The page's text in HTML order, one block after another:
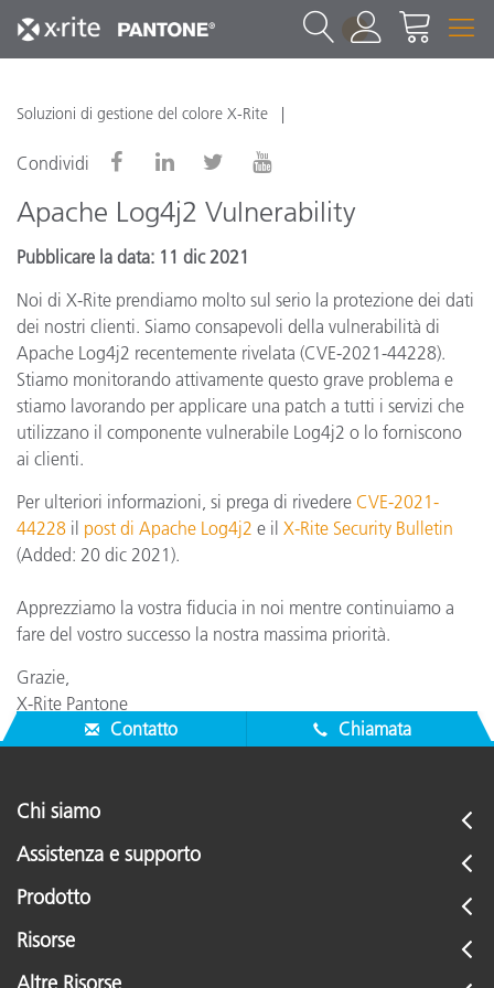
1
Soluzioni di gestione del colore X-Rite
Condividi
Apache Log4j2 Vulnerability
Pubblicare la data: 11 dic 2021
Noi di X-Rite prendiamo molto sul serio la protezione dei dati
dei nostri clienti. Siamo consapevoli della vulnerabilità di
Apache Log4j2 recentemente rivelata (CVE-2021-44228).
Stiamo monitorando attivamente questo grave problema e
stiamo lavorando per applicare una patch a tutti i servizi che
utilizzano il componente vulnerabile Log4j2 o lo forniscono
ai clienti.
Per ulteriori informazioni, si prega di rivedere CVE-2021-
44228 il post di Apache Log4j2 e il X-Rite Security Bulletin
(Added: 20 dic 2021).
Apprezziamo la vostra fiducia in noi mentre continuiamo a
fare del vostro successo la nostra massima priorità.
Grazie,
X-Rite Pantone
Contatto
Chiamata
Chi siamo
Assistenza e supporto
Prodotto
Risorse